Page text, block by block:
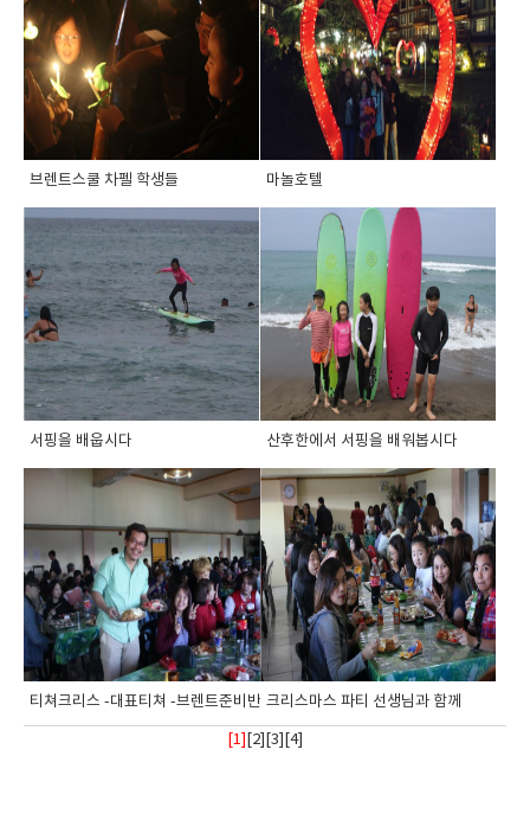
브렌트스쿨 차펠 학생들 마놀호텔
서핑을 배웁시다 산후한에서 서핑을 배워봅시다
티쳐크리스 -대표티쳐 -브렌트준비반 선생...크리스마스 파티 선생님과 함께
[1] 2][ 3 4]